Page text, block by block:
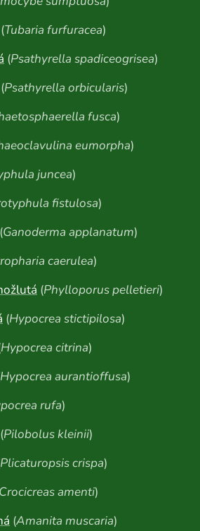
(Tubaria furfuracea)
(Psathyrella spadiceogrisea)
(Psathyrella orbicularis)
fusca)
eumorpha)
juncea)
fistulosa)
(Ganoderma applanatum)
caerulea)
(Phylloporus pelletieri)
(Hypocrea stictipilosa)
Hypocrea citrina)
Hypocrea aurantioffusa)
rufa)
(Pilobolus kleinii)
Plicaturopsis crispa)
Crocicreas amenti)
(Amanita muscaria)